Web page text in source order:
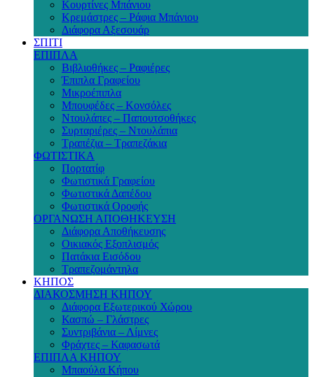
Κουρτίνες Μπάνιου
Κρεμάστρες – Ράφια Μπάνιου
Διάφορα Αξεσουάρ
ΣΠΙΤΙ
ΕΠΙΠΛΑ
Βιβλιοθήκες – Ραφιέρες
Έπιπλα Γραφείου
Μικροέπιπλα
Μπουφέδες – Κονσόλες
Ντουλάπες – Παπουτσοθήκες
Συρταριέρες – Ντουλάπια
Τραπέζια – Τραπεζάκια
ΦΩΤΙΣΤΙΚΑ
Πορτατίφ
Φωτιστικά Γραφείου
Φωτιστικά Δαπέδου
Φωτιστικά Οροφής
ΟΡΓΑΝΩΣΗ ΑΠΟΘΗΚΕΥΣΗ
Διάφορα Αποθήκευσης
Οικιακός Εξοπλισμός
Πατάκια Εισόδου
Τραπεζομάντηλα
ΚΗΠΟΣ
ΔΙΑΚΟΣΜΗΣΗ ΚΗΠΟΥ
Διάφορα Εξωτερικού Χώρου
Κασπώ – Γλάστρες
Συντριβάνια – Λίμνες
Φράχτες – Καφασωτά
ΕΠΙΠΛΑ ΚΗΠΟΥ
Μπαούλα Κήπου